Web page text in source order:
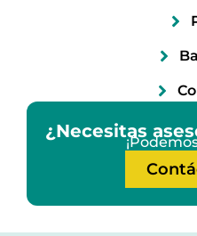
¿Necesitas